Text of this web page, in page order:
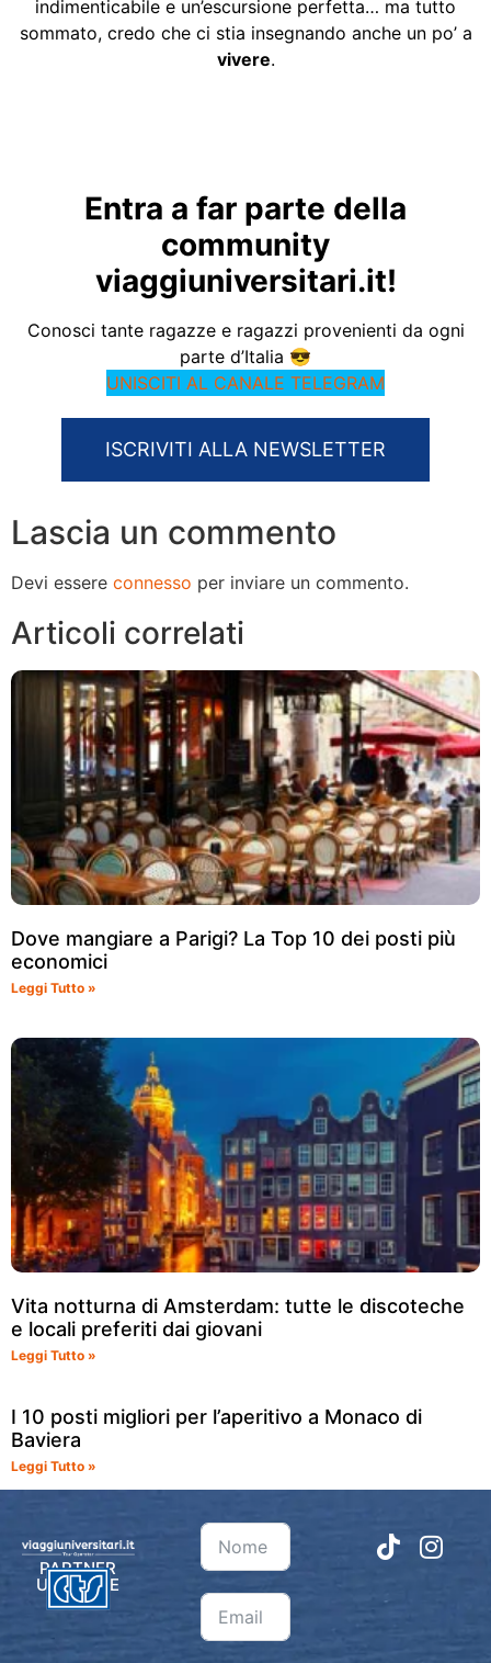
indimenticabile e un’escursione perfetta… ma tutto
sommato, credo che ci stia insegnando anche un po’ a
vivere.
Entra a far parte della
community
viaggiuniversitari.it!
Conosci tante ragazze e ragazzi provenienti da ogni
parte d’Italia 😎
UNISCITI AL CANALE TELEGRAM
ISCRIVITI ALLA NEWSLETTER
Lascia un commento
Devi essere connesso per inviare un commento.
Articoli correlati
Dove mangiare a Parigi? La Top 10 dei posti più
economici
Leggi Tutto »
Vita notturna di Amsterdam: tutte le discoteche
e locali preferiti dai giovani
Leggi Tutto »
I 10 posti migliori per l’aperitivo a Monaco di
Baviera
Leggi Tutto »
PARTNER
UFFICIALE